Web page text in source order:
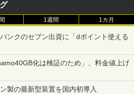
1週間 1カ月
ンクのセブン出資に「dポイント使える
化は検証のため」、料金値上げ
製の最新型装置を国内初導入